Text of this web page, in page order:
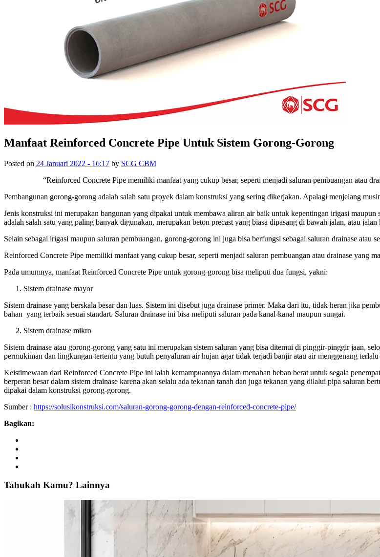
Manfaat Reinforced Concrete Pipe Untuk Sistem Gorong-Gorong
Posted on 24 Januari 2022 - 16:17 by SCG CBM
“Reinforced Concrete Pipe memiliki manfaat yang cukup besar, seperti menjadi saluran pembuangan atau
Pembangunan gorong-gorong adalah salah satu proyek dalam konstruksi yang sering dikerjakan. Apalagi menjelang
Jenis konstruksi ini merupakan bangunan yang dipakai untuk membawa aliran air baik untuk kepentingan irigasi
adalah salah satu yang paling banyak digunakan, merupakan beton precast yang biasa dipasang di bawah jalan, atau jalan
Selain sebagai irigasi maupun saluran pembuangan, gorong-gorong ini juga bisa berfungsi sebagai saluran drainase atau
Reinforced Concrete Pipe memiliki manfaat yang cukup besar, seperti menjadi saluran pembuangan atau drainase yang
Pada umumnya, manfaat Reinforced Concrete Pipe untuk gorong-gorong bisa meliputi dua fungsi, yakni:
Sistem drainase mayor
Sistem drainase yang berskala besar dan luas. Sistem ini disebut juga drainase primer. Maka dari itu, tidak heran jika
bahan yang terbaik sesuai standart. Saluran drainase ini bisa meliputi saluran pada kanal-kanal maupun sungai.
Sistem drainase mikro
Sistem drainase atau gorong-gorong yang satu ini merupakan sistem saluran yang bisa ditemui di pinggir-pinggir jaan,
permukiman dan lingkungan tertentu yang butuh penyaluran air hujan agar tidak terjadi banjir atau air menggenang terlalu
Keistimewaan dari Reinforced Concrete Pipe ini ialah kemampuannya dalam menahan beban berat untuk segala
berperan besar dalam sistem drainase karena akan selalu ada tekanan tanah dan juga tekanan yang dilalui pipa saluran
dipakai dalam konstruksi gorong-gorong.
Sumber : https://solusikonstruksi.com/saluran-gorong-gorong-dengan-reinforced-concrete-pipe/
Bagikan:
Tahukah Kamu? Lainnya